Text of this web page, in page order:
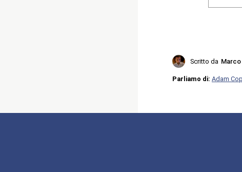
Scritto da
Parliamo di: Adam